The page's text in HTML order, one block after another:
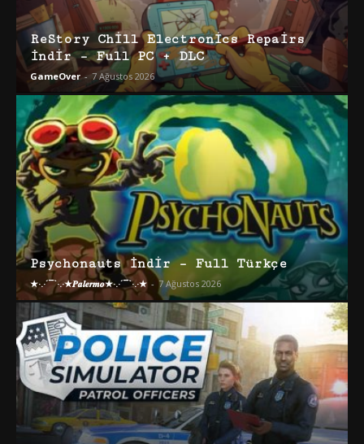
ReStory Chill Electronics Repairs
İndir – Full PC + DLC
GameOver - 7 Ağustos 2026
Psychonauts İndir – Full Türkçe
★·.·´¯`·.·★𝑷𝒂𝒍𝒆𝒓𝒎𝒐★·.·´¯`·.·★ - 7 Ağustos 2026